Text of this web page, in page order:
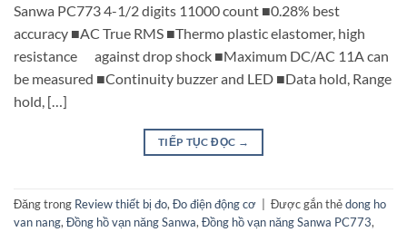
Sanwa PC773 4-1/2 digits 11000 count ■0.28% best
accuracy ■AC True RMS ■Thermo plastic elastomer, high
resistance against drop shock ■Maximum DC/AC 11A can
be measured ■Continuity buzzer and LED ■Data hold, Range
hold, […]
TIẾP TỤC ĐỌC →
Đăng trong Review thiết bị đo,Đo điện động cơ Được gắn thẻdong ho
van nang,Đồng hồ vạn năng Sanwa,Đồng hồ vạn năng Sanwa PC773,